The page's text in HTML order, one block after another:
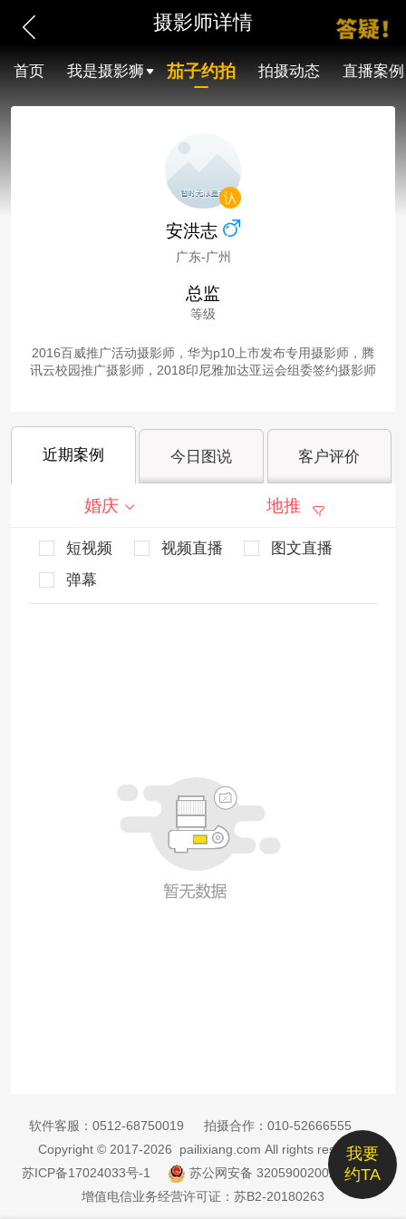
摄影师详情
首页 我是摄影狮 茄子约拍 拍摄动态 直播案例
安洪志
广东-广州
总监
等级
2016百威推广活动摄影师，华为p10上市发布专用摄影师，腾
讯云校园推广摄影师，2018印尼雅加达亚运会组委签约摄影师
近期案例 今日图说 客户评价
婚庆 地推
短视频 视频直播
图文直播
弹幕
我要
约TA
软件客服： 0512-68750019 拍摄合作： 010-52666555
Copyright © 2017-2026 pailixiang.com All rights reserved
苏ICP备17024033号-1
苏公网安备 32059002002885号
增值电信业务经营许可证：苏B2-20180263